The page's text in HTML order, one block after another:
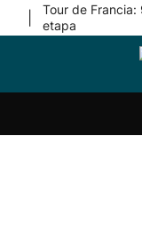
Tour de Francia:
etapa
Equipos